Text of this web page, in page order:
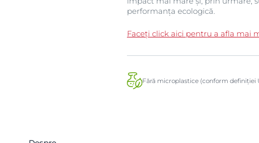
performanța ecologică.
Faceți click aici pentru a afla mai
Fără microplastice (conform definiției